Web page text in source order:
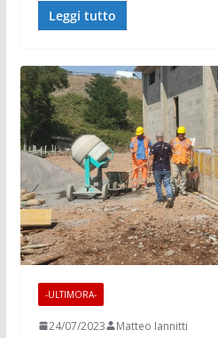
Leggi tutto
-ULTIMORA-
24/07/2023 Matteo Iannitti